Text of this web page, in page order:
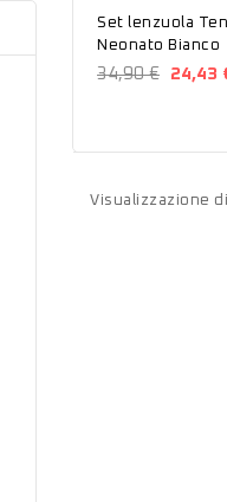
Set lenzuola
Neonato Bianco
34,90 € 24,43
Visualizzazione